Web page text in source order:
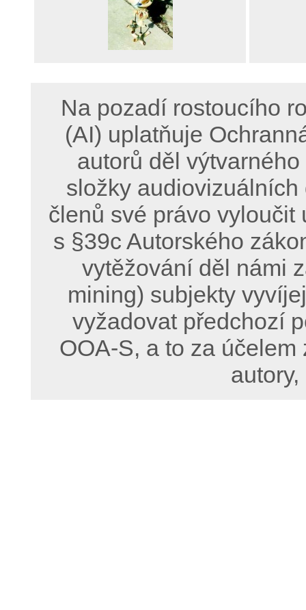
Na pozadí rostoucího
(AI) uplatňuje
autorů děl
složky
členů své právo
s §39c Autorského
vytěžování děl námi
mining) subjekty
vyžadovat předchozí
OOA-S, a to za